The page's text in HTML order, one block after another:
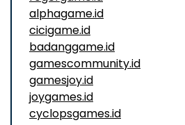
alphagame.id
cicigame.id
badanggame.id
gamescommunity.id
gamesjoy.id
joygames.id
cyclopsgames.id